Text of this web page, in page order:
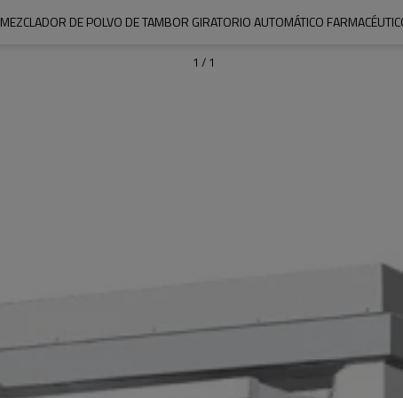
MEZCLADOR DE POLVO DE TAMBOR GIRATORIO AUTOMÁTICO
1 / 1